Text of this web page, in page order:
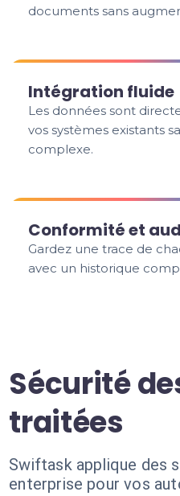
documents sans
Intégration fluide
Les données sont
vos systèmes existants
complexe.
Conformité et
Gardez une trace de
avec un historique
Sécurité
traitées
Swiftask applique des
enterprise pour vos